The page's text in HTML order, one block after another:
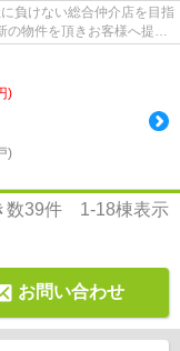
負けない総合仲介店を目指
の物件を頂きお客様へ提供
)
)
数39件 1-18棟表示
お問い合わせ